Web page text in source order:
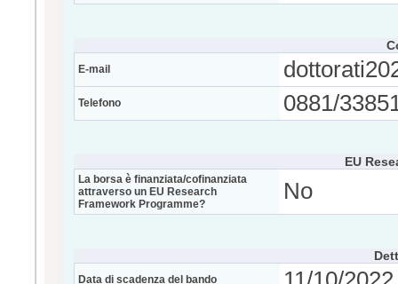
E-mail
Telefono 0881/
EU
La borsa è finanziata/cofinanziata
attraverso un EU Research
Framework Programme?
No
Data di scadenza del bando